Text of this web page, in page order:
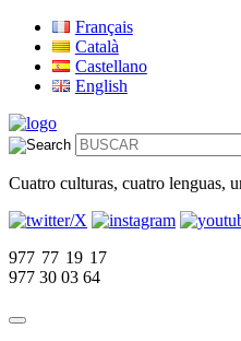
Français
Català
Castellano
English
Cuatro culturas, cuatro lenguas,
977 77 19 17
977 30 03 64